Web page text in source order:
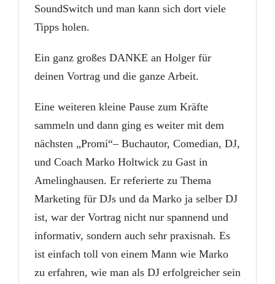
SoundSwitch und man kann sich dort viele
Tipps holen.
Ein ganz großes DANKE an Holger für
deinen Vortrag und die ganze Arbeit.
Eine weiteren kleine Pause zum Kräfte
sammeln und dann ging es weiter mit dem
nächsten „Promi“– Buchautor, Comedian, DJ,
und Coach Marko Holtwick zu Gast in
Amelinghausen. Er referierte zu Thema
Marketing für DJs und da Marko ja selber DJ
ist, war der Vortrag nicht nur spannend und
informativ, sondern auch sehr praxisnah. Es
ist einfach toll von einem Mann wie Marko
zu erfahren, wie man als DJ erfolgreicher sein